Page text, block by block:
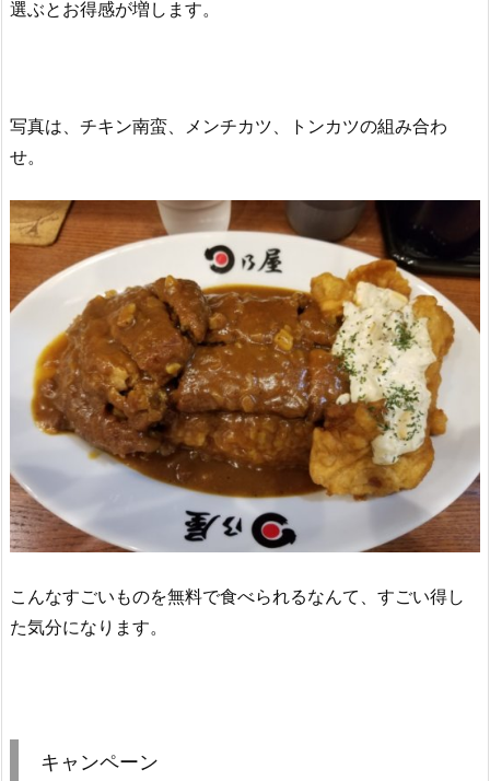
選ぶとお得感が増します。
写真は、チキン南蛮、メンチカツ、トンカツの組み合わ
せ。
こんなすごいものを無料で食べられるなんて、すごい得し
た気分になります。
キャンペーン